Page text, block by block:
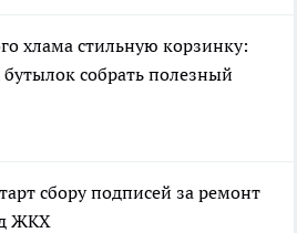
хлама стильную корзинку:
собрать полезный
сбору подписей за ремонт
ЖКХ